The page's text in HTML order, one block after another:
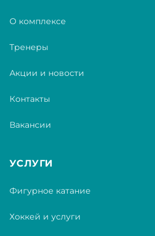
О комплексе
Тренеры
Акции и новости
Контакты
Вакансии
УСЛУГИ
Фигурное катание
Хоккей и услуги